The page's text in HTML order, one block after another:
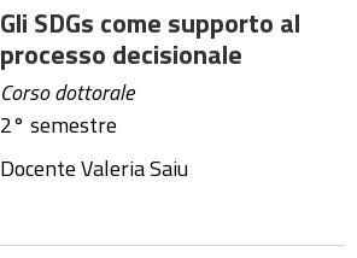
Gli SDGs come supporto al
processo decisionale
Corso dottorale
2° semestre
Docente Valeria Saiu